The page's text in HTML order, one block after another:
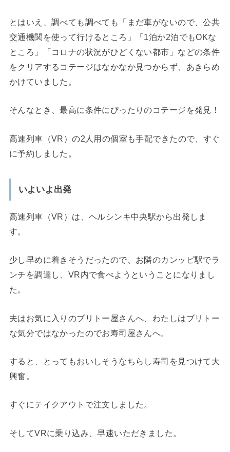
とはいえ、調べても調べても「まだ車がないので、公共
交通機関を使って行けるところ」「1泊か2泊でもOKな
ところ」「コロナの状況がひどくない都市」などの条件
をクリアするコテージはなかなか見つからず、あきらめ
かけていました。
そんなとき、最高に条件にぴったりのコテージを発見！
高速列車（VR）の2人用の個室も手配できたので、すぐ
に予約しました。
いよいよ出発
高速列車（VR）は、ヘルシンキ中央駅から出発しま
す。
少し早めに着きそうだったので、お隣のカンッピ駅でラ
ンチを調達し、VR内で食べようということになりまし
た。
夫はお気に入りのブリトー屋さんへ、わたしはブリトー
な気分ではなかったのでお寿司屋さんへ。
すると、とってもおいしそうなちらし寿司を見つけて大
興奮。
すぐにテイクアウトで注文しました。
そしてVRに乗り込み、早速いただきました。